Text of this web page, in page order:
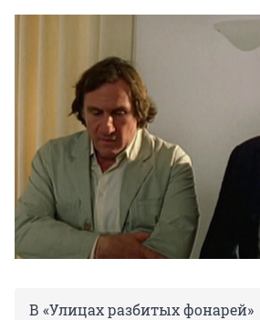
В «Улицах разбитых фонарей»